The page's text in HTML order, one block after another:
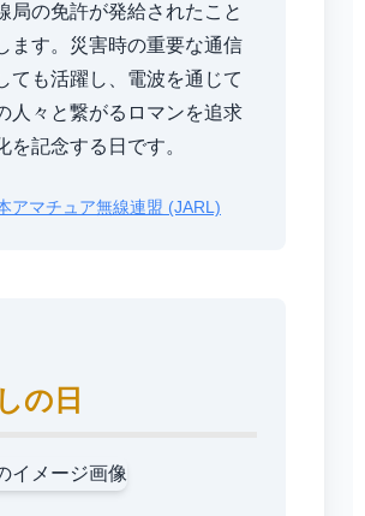
局の免許が発給されたこと
ます。災害時の重要な通信
ても活躍し、電波を通じて
人々と繋がるロマンを追求
を記念する日です。
アマチュア無線連盟 (JARL)
の日